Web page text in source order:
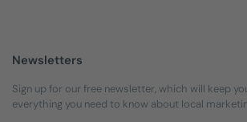
Newsletters
Sign up for our free newsletter, which will keep
everything you need to know about local